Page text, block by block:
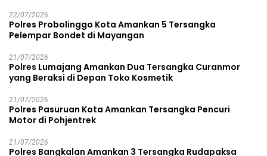
22/07/2026
Polres Probolinggo Kota Amankan 5 Tersangka
Pelempar Bondet di Mayangan
21/07/2026
Polres Lumajang Amankan Dua Tersangka Curanmor
yang Beraksi di Depan Toko Kosmetik
21/07/2026
Polres Pasuruan Kota Amankan Tersangka Pencuri
Motor di Pohjentrek
21/07/2026
Polres Bangkalan Amankan 3 Tersangka Rudapaksa